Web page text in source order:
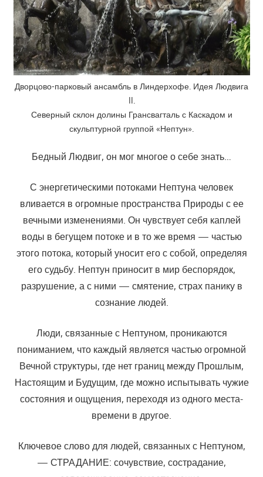
Дворцово-парковый ансамбль в Линдерхофе. Идея Людвига
II.
Северный склон долины Грансвагталь с Каскадом и
скульптурной группой «Нептун».
Бедный Людвиг, он мог многое о себе знать…
С энергетическими потоками Нептуна человек
вливается в огромные пространства Природы с ее
вечными изменениями. Он чувствует себя каплей
воды в бегущем потоке и в то же время — частью
этого потока, который уносит его с собой, определяя
его судьбу. Нептун приносит в мир беспорядок,
разрушение, а с ними — смятение, страх панику в
сознание людей.
Люди, связанные с Нептуном, проникаются
пониманием, что каждый является частью огромной
Вечной структуры, где нет границ между Прошлым,
Настоящим и Будущим, где можно испытывать чужие
состояния и ощущения, переходя из одного места-
времени в другое.
Ключевое слово для людей, связанных с Нептуном,
— СТРАДАНИЕ: сочувствие, сострадание,